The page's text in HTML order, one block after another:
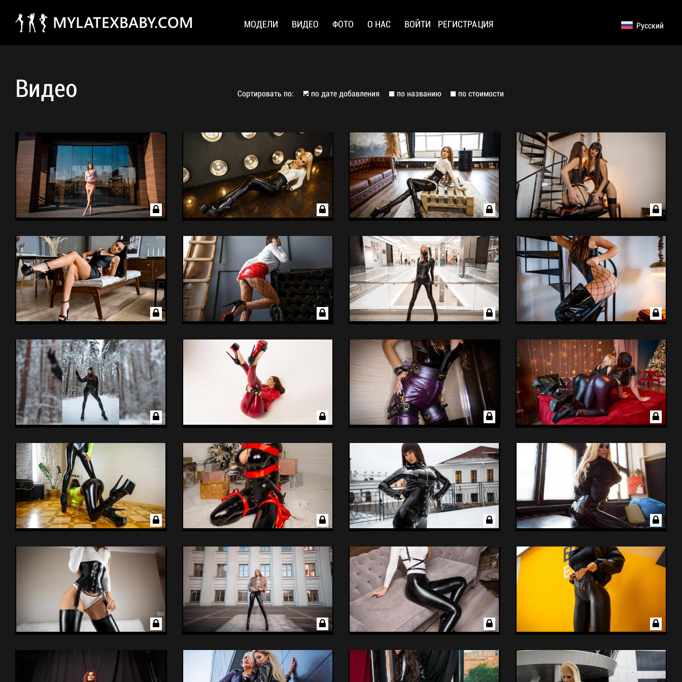
MYLATEXBABY.COM МОДЕЛИ ВИДЕО ФОТО О НАС ВОЙТИ РЕГИСТРАЦИЯ
Русский
Видео Сортировать по: по дате добавления по названию по стоимости